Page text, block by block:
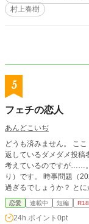
村上春樹
5
フェチの恋人
あんどこいぢ
どうも済みません。 ここ『アルファポリス』様でも数話だけ投稿、放置を繰り
返しているダメダメ投稿
考えているのですが……。 相変わらず女性＝Ｍ、男性ＳのＳＭ小説（のつ
り）です。 時事問題（2024/08/20 現在）も入れてみたのですが、少々ナマグサ
過ぎるでしょうか？ とにかく今回もこのＭっ娘をよろしくお願いします（八月
末に一挙投稿する予定だ
たようです……。どうも
恋愛 連載中 短編 R18
24h.ポイント 0pt